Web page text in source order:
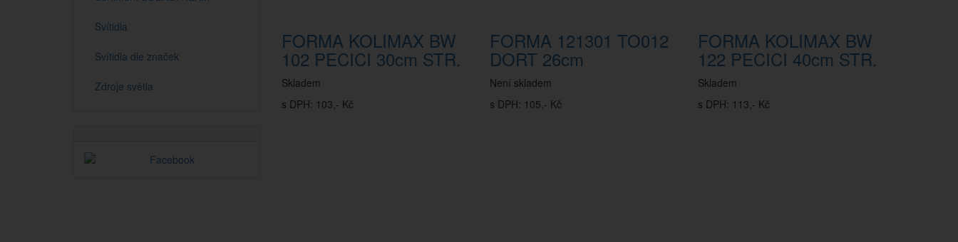
Svítidla
Svítidla dle značek
Zdroje světla
FORMA KOLIMAX BW
102 PECICI 30cm STR.
Skladem
s DPH: 103,- Kč
FORMA 121301 TO012
DORT 26cm
Není skladem
s DPH: 105,- Kč
FORMA KOLIMAX BW
122 PECICI 40cm STR.
Skladem
s DPH: 113,- Kč